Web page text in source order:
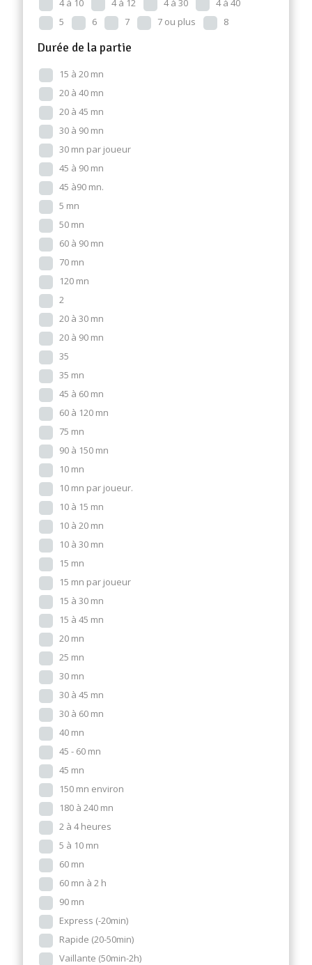
4 à 10 4 à 12 4 à 30
4 à 40
5
6 7 7 ou plus 8
Durée de la partie
15 à 20 mn
20 à 40 mn
20 à 45 mn
30 à 90 mn
30 mn par joueur
45 à 90 mn
45 à90 mn.
5 mn
50 mn
60 à 90 mn
70 mn
120 mn
2
20 à 30 mn
20 à 90 mn
35
35 mn
45 à 60 mn
60 à 120 mn
75 mn
90 à 150 mn
10 mn
10 mn par joueur.
10 à 15 mn
10 à 20 mn
10 à 30 mn
15 mn
15 mn par joueur
15 à 30 mn
15 à 45 mn
20 mn
25 mn
30 mn
30 à 45 mn
30 à 60 mn
40 mn
45 - 60 mn
45 mn
150 mn environ
180 à 240 mn
2 à 4 heures
5 à 10 mn
60 mn
60 mn à 2 h
90 mn
Express (-20min)
Rapide (20-50min)
Vaillante (50min-2h)